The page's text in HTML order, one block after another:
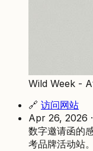
Wild Week -
🔗 访问网站
Apr 26, 2026
数字邀请函的
考品牌活动站。